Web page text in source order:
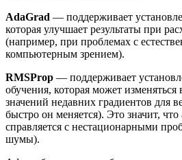
AdaGrad — поддерживает
которая улучшает результаты при
(например, при проблемах с
компьютерным зрением).
RMSProp — поддерживает
обучения, которая может
значений недавних градиентов для
быстро он меняется). Это значит,
справляется с нестационарными
шумы).